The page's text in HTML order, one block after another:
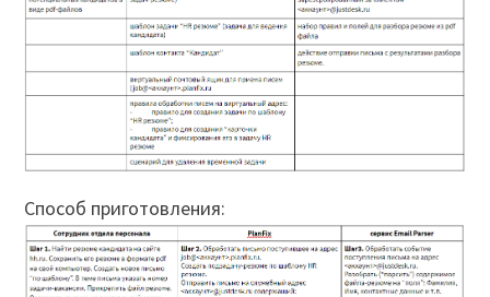
Способ приготовления: